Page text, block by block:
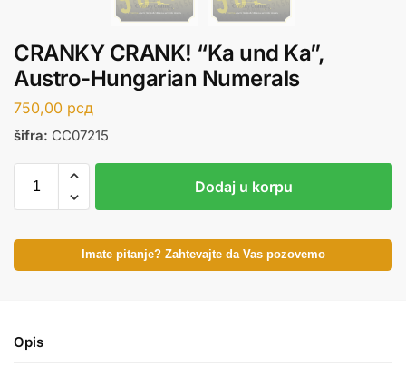
CRANKY CRANK! “Ka und Ka”,
Austro-Hungarian Numerals
750,00 рсд
šifra: CC07215
Dodaj u korpu
Imate pitanje? Zahtevajte da Vas pozovemo
Opis